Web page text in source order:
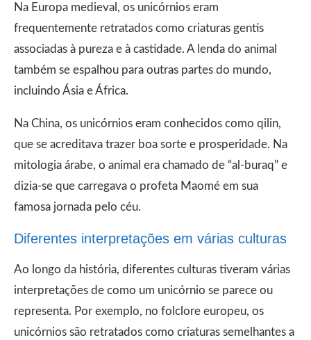
Na Europa medieval, os unicórnios eram
frequentemente retratados como criaturas gentis
associadas à pureza e à castidade. A lenda do animal
também se espalhou para outras partes do mundo,
incluindo Ásia e África.
Na China, os unicórnios eram conhecidos como qilin,
que se acreditava trazer boa sorte e prosperidade. Na
mitologia árabe, o animal era chamado de “al-buraq” e
dizia-se que carregava o profeta Maomé em sua
famosa jornada pelo céu.
Diferentes interpretações em várias culturas
Ao longo da história, diferentes culturas tiveram várias
interpretações de como um unicórnio se parece ou
representa. Por exemplo, no folclore europeu, os
unicórnios são retratados como criaturas semelhantes a